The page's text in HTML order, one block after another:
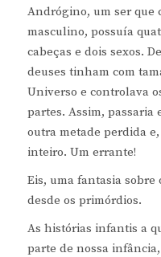
Andrógino, um ser que
masculino, possuía
cabeças e dois sexos.
deuses tinham com
Universo e controlava
partes. Assim, passaria
outra metade perdida
inteiro. Um errante!
Eis, uma fantasia sobre
desde os primórdios.
As histórias infantis a
parte de nossa